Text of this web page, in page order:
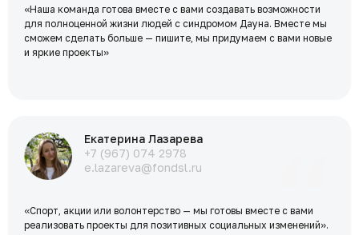
«Наша команда готова вместе с вами создавать возможности
для полноценной жизни людей с синдромом Дауна. Вместе мы
сможем сделать больше — пишите, мы придумаем с вами новые
и яркие проекты»
Екатерина Лазарева
+7 (967) 074 2978
e.lazareva@fondsl.ru
«Спорт, акции или волонтерство — мы готовы вместе с вами
реализовать проекты для позитивных социальных изменений».